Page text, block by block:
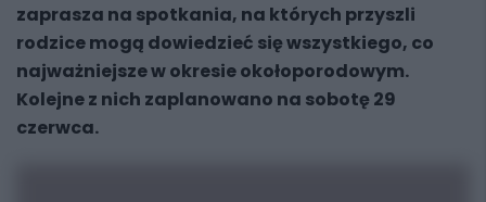
zaprasza na spotkania, na których przyszli
rodzice mogą dowiedzieć się wszystkiego, co
najważniejsze w okresie okołoporodowym.
Kolejne z nich zaplanowano na sobotę 29
czerwca.